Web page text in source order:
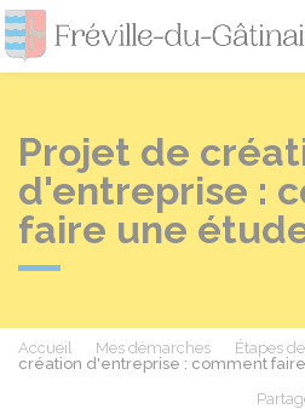
Projet de
d'entreprise :
faire une
Accueil Mes démarches Étapes
création d'entreprise : comment